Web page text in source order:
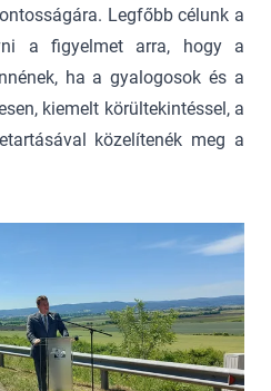
Legfőbb célunk a
a figyelmet arra, hogy a
ha a gyalogosok és a
kiemelt körültekintéssel, a
közelítenék meg a